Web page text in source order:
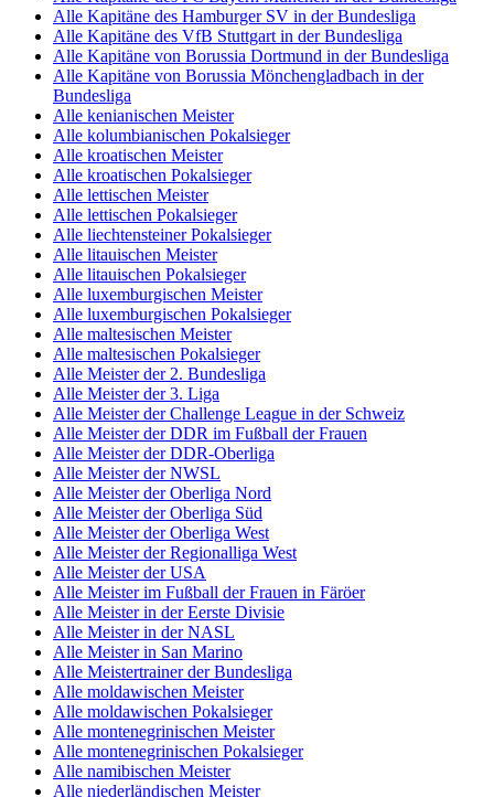
Alle Kapitäne des Hamburger SV in der Bundesliga
Alle Kapitäne des VfB Stuttgart in der Bundesliga
Alle Kapitäne von Borussia Dortmund in der Bundesliga
Alle Kapitäne von Borussia Mönchengladbach in der
Bundesliga
Alle kenianischen Meister
Alle kolumbianischen Pokalsieger
Alle kroatischen Meister
Alle kroatischen Pokalsieger
Alle lettischen Meister
Alle lettischen Pokalsieger
Alle liechtensteiner Pokalsieger
Alle litauischen Meister
Alle litauischen Pokalsieger
Alle luxemburgischen Meister
Alle luxemburgischen Pokalsieger
Alle maltesischen Meister
Alle maltesischen Pokalsieger
Alle Meister der 2. Bundesliga
Alle Meister der 3. Liga
Alle Meister der Challenge League in der Schweiz
Alle Meister der DDR im Fußball der Frauen
Alle Meister der DDR-Oberliga
Alle Meister der NWSL
Alle Meister der Oberliga Nord
Alle Meister der Oberliga Süd
Alle Meister der Oberliga West
Alle Meister der Regionalliga West
Alle Meister der USA
Alle Meister im Fußball der Frauen in Färöer
Alle Meister in der Eerste Divisie
Alle Meister in der NASL
Alle Meister in San Marino
Alle Meistertrainer der Bundesliga
Alle moldawischen Meister
Alle moldawischen Pokalsieger
Alle montenegrinischen Meister
Alle montenegrinischen Pokalsieger
Alle namibischen Meister
Alle niederländischen Meister